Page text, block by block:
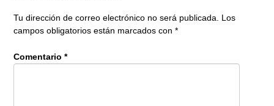
Tu dirección de correo electrónico no será publicada.
Los
campos obligatorios están marcados con *
Comentario *